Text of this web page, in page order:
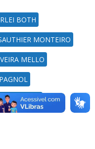
BOTH
MONTEIRO
MELLO
RICHARDS